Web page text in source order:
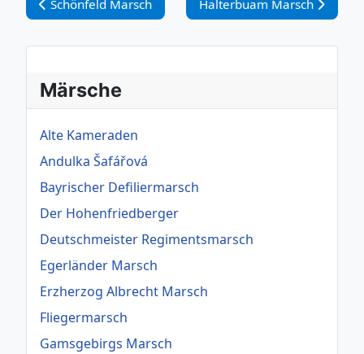
Vorheriger Beitrag: Schönfeld Marsch
Schönfeld Marsch Nächster Beitrag:
Halterbuam Marsch
Märsche
Alte Kameraden
Andulka Šafářová
Bayrischer Defiliermarsch
Der Hohenfriedberger
Deutschmeister Regimentsmarsch
Egerländer Marsch
Erzherzog Albrecht Marsch
Fliegermarsch
Gamsgebirgs Marsch